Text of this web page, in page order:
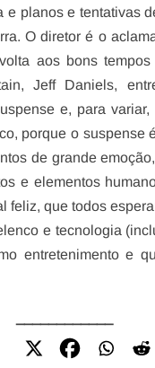
e planos e tentativas
O diretor é o
aos bons
Jeff Daniels,
e, para
porque o suspense
de grande
e elementos
feliz, que todos
e tecnologia
entretenimento e